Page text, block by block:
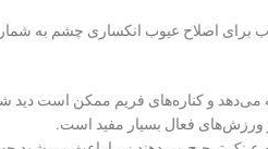
برای اصلاح عیوب انکساری چشم به
می‌دهد و کناره‌های فریم ممکن است دید
ورزش‌های فعال بسیار مفید است.